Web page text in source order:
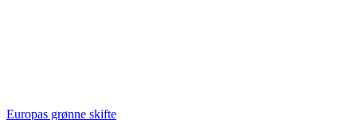
Europas grønne skifte